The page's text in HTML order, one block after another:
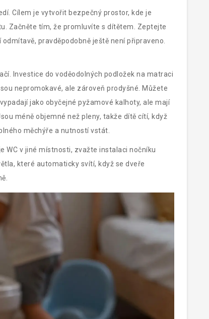
Cílem je vytvořit bezpečný prostor, kde je
Začněte tím, že promluvíte s dítětem. Zeptejte
pravděpodobně ještě není připraveno.
Investice do voděodolných podložek na matraci
nepromokavé, ale zároveň prodyšné. Můžete
jako obyčejné pyžamové kalhoty, ale mají
méně objemné než pleny, takže dítě cítí, když
měchýře a nutností vstát.
WC v jiné místnosti, zvažte instalaci nočníku
které automaticky svítí, když se dveře